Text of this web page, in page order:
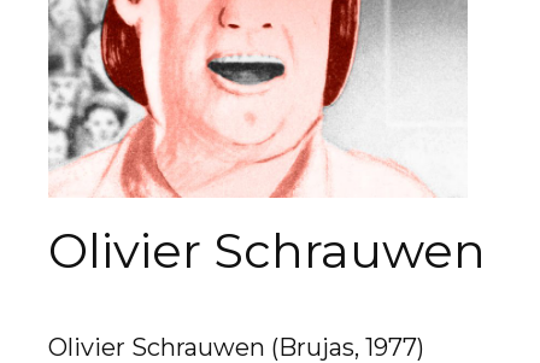
Olivier Schrauwen
Olivier Schrauwen (Brujas, 1977)